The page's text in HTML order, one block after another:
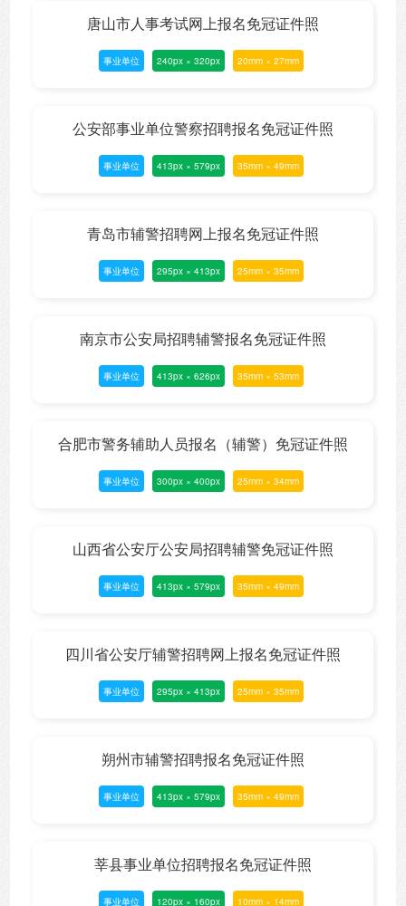
唐山市人事考试网上报名免冠证件照
事业单位 240px × 320px 20mm × 27mm
公安部事业单位警察招聘报名免冠证件照
事业单位 413px × 579px 35mm × 49mm
青岛市辅警招聘网上报名免冠证件照
事业单位 295px × 413px 25mm × 35mm
南京市公安局招聘辅警报名免冠证件照
事业单位 413px × 626px 35mm × 53mm
合肥市警务辅助人员报名（辅警）免冠证件照
事业单位 300px × 400px 25mm × 34mm
山西省公安厅公安局招聘辅警免冠证件照
事业单位 413px × 579px 35mm × 49mm
四川省公安厅辅警招聘网上报名免冠证件照
事业单位 295px × 413px 25mm × 35mm
朔州市辅警招聘报名免冠证件照
事业单位 413px × 579px 35mm × 49mm
莘县事业单位招聘报名免冠证件照
事业单位 120px × 160px 10mm × 14mm